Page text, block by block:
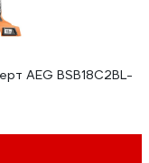
AEG BSB18C2BL-